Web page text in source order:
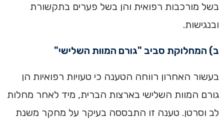
בשל מורכבות רפואית והן בשל פערים בתקשורת
ובנגישות.
ב) המחלוקת סביב "גורם המוות השלישי"
בעשור האחרון רווחה הטענה כי טעויות רפואיות הן
גורם המוות השלישי בארצות הברית, מיד לאחר מחלות
לב וסרטן. טענה זו התבססה בעיקר על מחקר משנת